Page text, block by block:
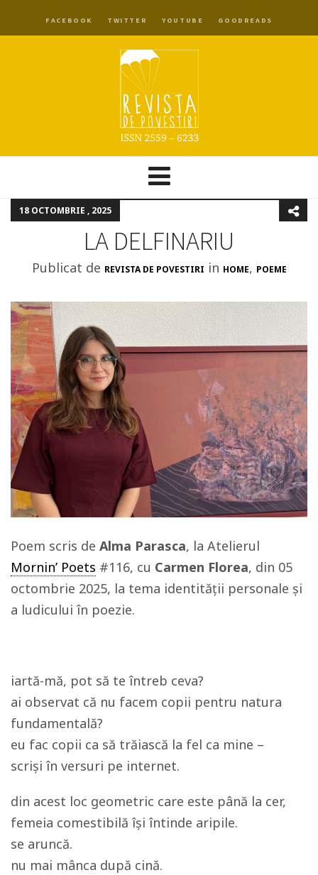
FACEBOOK TWITTER YOUTUBE GOODREADS
18 OCTOMBRIE , 2025
LA DELFINARIU
Publicat de REVISTA DE POVESTIRI in HOME, POEME
Poem scris de Alma Parasca, la Atelierul
Mornin’ Poets #116, cu Carmen Florea, din 05
octombrie 2025, la tema identității personale și
a ludicului în poezie.
iartă-mă, pot să te întreb ceva?
ai observat că nu facem copii pentru natura
fundamentală?
eu fac copii ca să trăiască la fel ca mine –
scriși în versuri pe internet.
din acest loc geometric care este până la cer,
femeia comestibilă își întinde aripile.
se aruncă.
nu mai mânca după cină.